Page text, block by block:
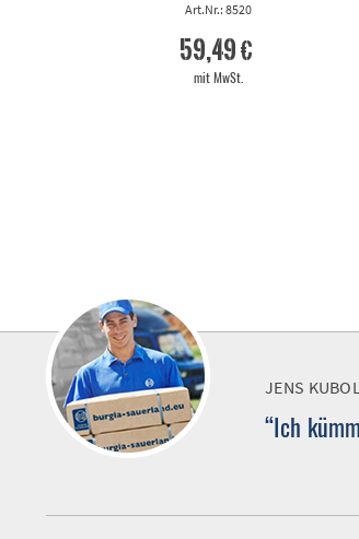
Art.Nr.: 8520
59,49 €
mit MwSt.
JENS
“Ich